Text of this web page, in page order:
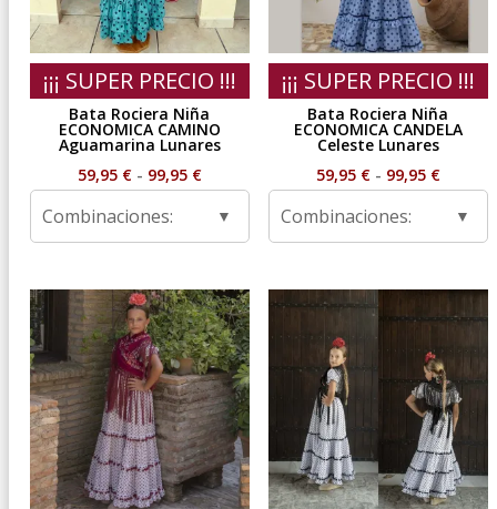
¡¡¡ SUPER PRECIO !!!
Bata Rociera Niña
ECONOMICA CAMINO
Aguamarina Lunares
59,95 € - 99,95 €Rango
59,95 €
hasta
99,95 €
Combinaciones:
¡¡¡ SUPER PRECIO !!!
Bata Rociera Niña
ECONOMICA CANDELA
Celeste Lunares
59,95 € - 99,95 €Rango
59,95 €
hasta
99,95 €
Combinaciones: